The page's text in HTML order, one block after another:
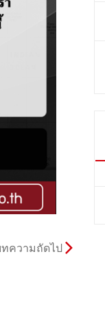
ความถัดไป